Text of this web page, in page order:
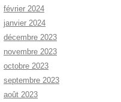
février 2024
janvier 2024
décembre 2023
novembre 2023
octobre 2023
septembre 2023
août 2023